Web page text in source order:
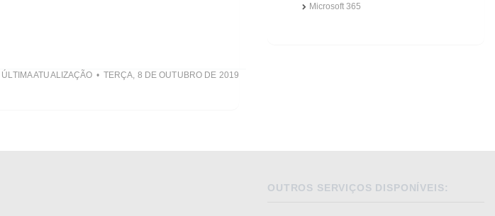
Microsoft 365
ÚLTIMA ATUALIZAÇÃO TERÇA, 8 DE OUTUBRO DE 2019
OUTROS SERVIÇOS DISPONÍVEIS: